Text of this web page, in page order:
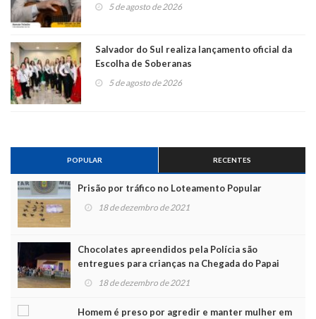
5 de agosto de 2026
Salvador do Sul realiza lançamento oficial da
Escolha de Soberanas
5 de agosto de 2026
POPULAR RECENTES
Prisão por tráfico no Loteamento Popular
18 de dezembro de 2021
Chocolates apreendidos pela Polícia são
entregues para crianças na Chegada do Papai
Noel
18 de dezembro de 2021
Homem é preso por agredir e manter mulher em